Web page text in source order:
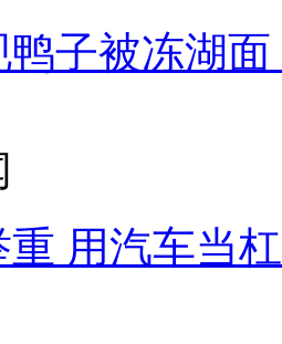
鸭子被冻湖
用汽车当